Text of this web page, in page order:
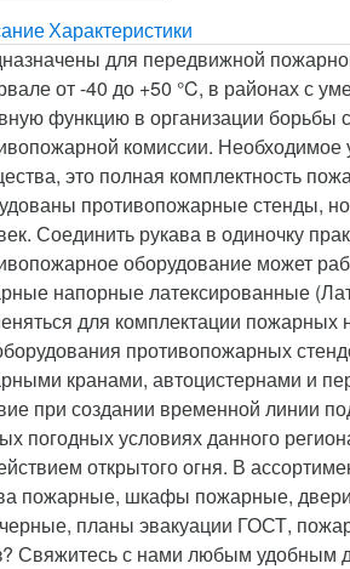
Характеристики
для передвижной
от -40 до +50 °C, в районах с
функцию в организации борьбы
комиссии. Необходимое
это полная комплектность
противопожарные стенды,
Соединить рукава в одиночку
оборудование может
напорные латексированные
для комплектации
противопожарных
кранами, автоцистернами и
при создании временной линии
погодных условиях данного
открытого огня. В
пожарные, шкафы пожарные,
планы эвакуации ГОСТ,
Свяжитесь с нами любым удобным